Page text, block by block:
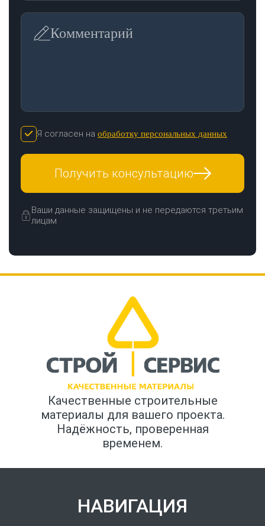
Комментарий
Я согласен на обработку персональных данных
Получить консультацию
Ваши данные защищены и не передаются третьим
лицам
Качественные строительные
материалы для вашего проекта.
Надёжность, проверенная
временем.
НАВИГАЦИЯ